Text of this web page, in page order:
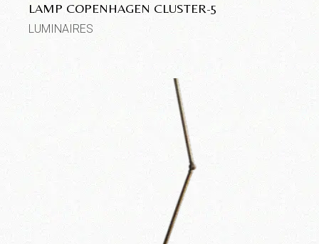
LAMP COPENHAGEN CLUSTER-5
LUMINAIRES